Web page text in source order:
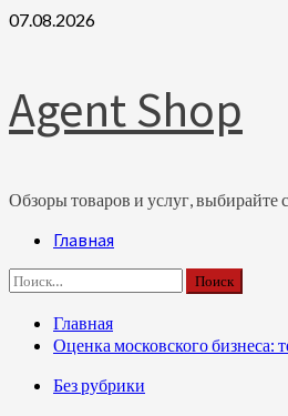
Перейти
07.08.2026
Agent Shop
Обзоры товаров и услуг, выбирайте
ОсновноеГлавная
Найти:
Главная
Оценка московского бизнеса:
Без рубрики